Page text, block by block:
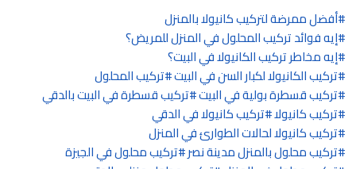
أفضل ممرضة لتركيب كانيولا بالمنزل
إيه فوائد تركيب المحلول في المنزل للمريض؟
إيه مخاطر تركيب الكانيولا في البيت؟
تركيب الكانيولا لكبار السن في البيت تركيب المحلول
تركيب قسطرة بولية في البيت تركيب قسطرة في البيت بالدقي
تركيب كانيولا تركيب كانيولا في الدقي
تركيب كانيولا لحالات الطوارئ في المنزل
تركيب محلول بالمنزل مدينة نصر تركيب محلول في الجيزة